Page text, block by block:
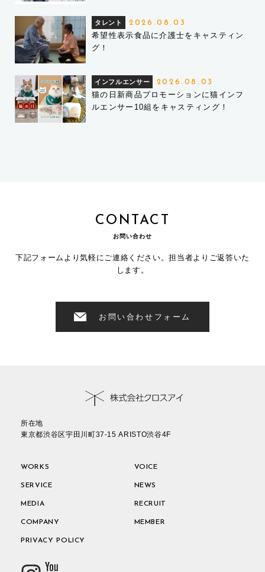
タレント 2026.08.03
希望性表示食品に介護士をキャスティン
グ！
インフルエンサー 2026.08.03
猫の日新商品プロモーションに猫インフ
ルエンサー10組をキャスティング！
CONTACT
お問い合わせ
下記フォームより気軽にご連絡ください。担当者よりご返答いた
します。
お問い合わせフォーム
所在地
東京都渋谷区宇田川町37-15 ARISTO渋谷4F
WORKS VOICE
SERVICE NEWS
MEDIA RECRUIT
COMPANY MEMBER
PRIVACY POLICY